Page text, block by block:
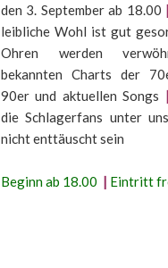
den 3. September ab 18.00 |
leibliche Wohl ist gut
Ohren werden
bekannten Charts der
90er und aktuellen Songs |
die Schlagerfans unter
nicht enttäuscht sein
Beginn ab 18.00 | Eintritt